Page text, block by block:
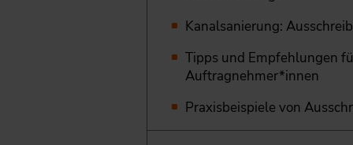
Kanalsanierung:
Tipps und Empfehlungen
Auftragnehmer*innen
Praxisbeispiele von